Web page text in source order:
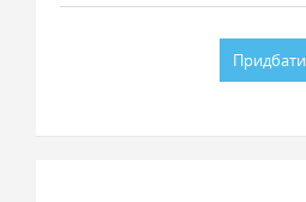
Придбати